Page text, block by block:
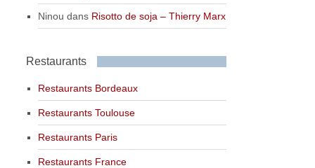
Ninou dans Risotto de soja – Thierry Marx
Restaurants
Restaurants Bordeaux
Restaurants Toulouse
Restaurants Paris
Restaurants France